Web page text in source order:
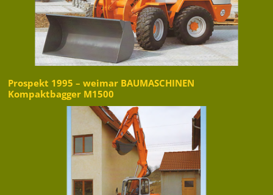
Prospekt 1995 – weimar BAUMASCHINEN
Kompaktbagger M1500